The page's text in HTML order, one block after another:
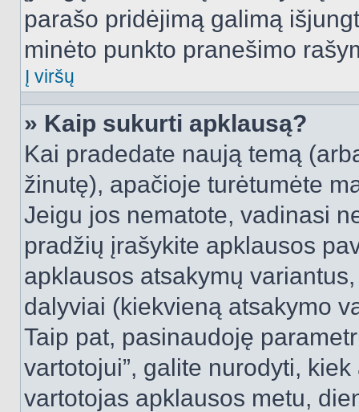
parašo pridėjimą galimą
minėto punkto pranešimo
Į viršų
» Kaip sukurti apklausą?
Kai pradedate naują temą
žinutę), apačioje turėtumėte
Jeigu jos nematote, vadinasi
pradžių įrašykite apklausos
apklausos atsakymų
dalyviai (kiekvieną atsakymo
Taip pat, pasinaudoję
vartotojui”, galite nurodyti,
vartotojas apklausos metu,